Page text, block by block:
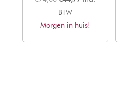
prijs
was:
is:
BTW
Morgen in huis!